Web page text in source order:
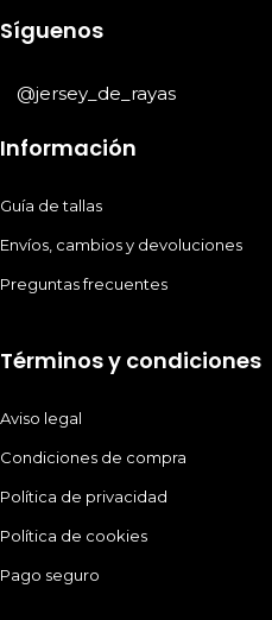
Síguenos
@jersey_de_rayas
Información
Guía de tallas
Envíos, cambios y devoluciones
Preguntas frecuentes
Términos y condiciones
Aviso legal
Condiciones de compra
Política de privacidad
Política de cookies
Pago seguro